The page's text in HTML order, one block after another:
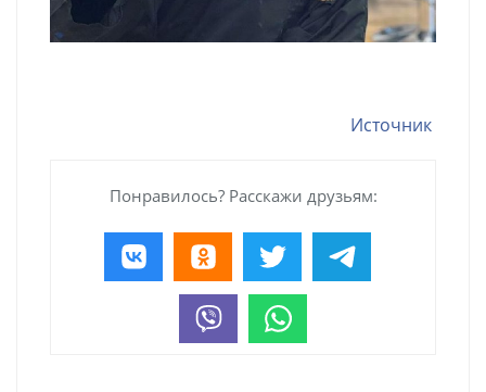
Источник
Понравилось? Расскажи друзьям: